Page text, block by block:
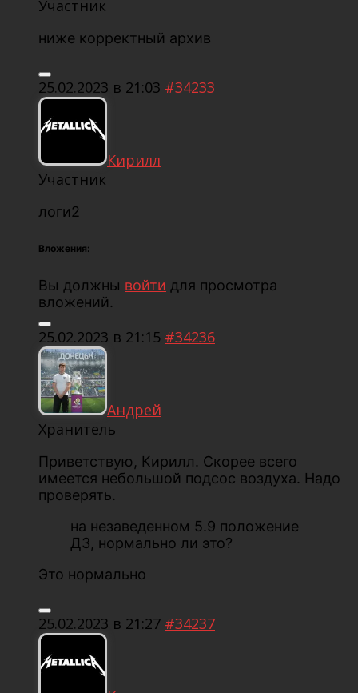
Участник
ниже корректный архив
25.02.2023 в 21:03 #34233
Кирилл
Участник
логи2
Вложения:
Вы должны войти для просмотра
вложений.
25.02.2023 в 21:15 #34236
Андрей
Хранитель
Приветствую, Кирилл. Скорее всего
имеется небольшой подсос воздуха. Надо
проверять.
на незаведенном 5.9 положение
ДЗ, нормально ли это?
Это нормально
25.02.2023 в 21:27 #34237